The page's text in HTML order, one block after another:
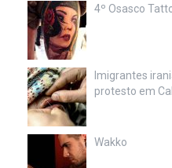
4º Osasco
Imigrantes
protesto em
Wakko